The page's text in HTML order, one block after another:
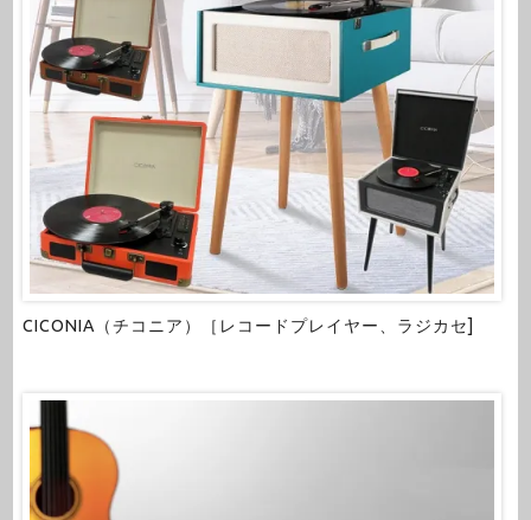
CICONIA（チコニア）［レコードプレイヤー、ラジカセ]